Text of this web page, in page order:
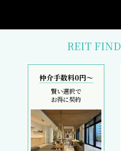
REIT FIND
仲介手数料0円～
賢い選択で
お得に契約